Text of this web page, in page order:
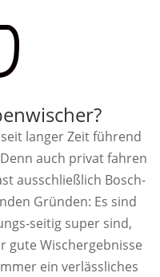
langer Zeit führend
auch privat fahren
ausschließlich Bosch-
Gründen: Es sind
seitig super sind,
gute Wischergebnisse
ein verlässliches